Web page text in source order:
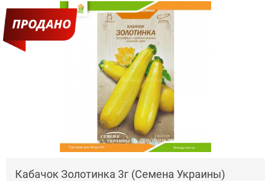
Кабачок Золотинка 3г (Семена Украины)